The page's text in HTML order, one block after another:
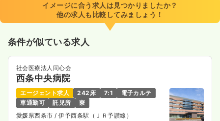
8:15～17:00（休憩45分）
年間休日121日
4週8休以上
オンコールあり
イメージに合う求人は見つかりましたか？
他の求人も比較してみましょう！
条件が似ている求人
社会医療法人同心会
西条中央病院
エージェント求人 242床 7:1
電子カルテ
車通勤可
託児所
寮
愛媛県西条市/ 伊予西条駅（ＪＲ予讃線）